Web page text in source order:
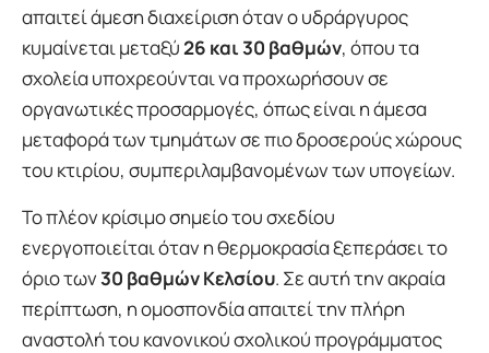
απαιτεί άμεση διαχείριση όταν ο υδράργυρος
κυμαίνεται μεταξύ26 και 30 βαθμών, όπου τα
σχολεία υποχρεούνται να προχωρήσουν σε
οργανωτικές προσαρμογές, όπως είναι η άμεσα
μεταφορά των τμημάτων σε πιο δροσερούς χώρους
του κτιρίου, συμπεριλαμβανομένων των υπογείων.
Το πλέον κρίσιμο σημείο του σχεδίου
ενεργοποιείται όταν η θερμοκρασία ξεπεράσει το
όριο των30 βαθμών Κελσίου. Σε αυτή την ακραία
περίπτωση, η ομοσπονδία απαιτεί την πλήρη
αναστολή του κανονικού σχολικού προγράμματος